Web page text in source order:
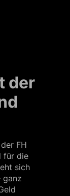
der
FH
für die
sich
ganz